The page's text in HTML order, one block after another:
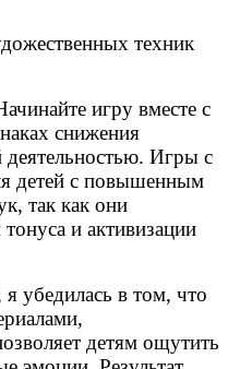
техник
игру вместе с
снижения
деятельностью. Игры с
детей с повышенным
так как они
и активизации
убедилась в том, что
детям ощутить